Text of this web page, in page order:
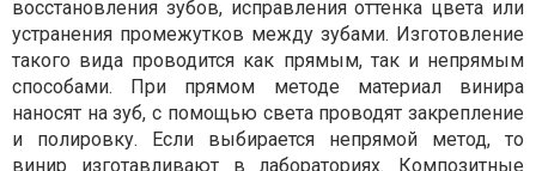
восстановления зубов, исправления оттенка цвета или
устранения промежутков между зубами. Изготовление
такого вида проводится как прямым, так и непрямым
способами. При прямом методе материал винира
наносят на зуб, с помощью света проводят закрепление
и полировку. Если выбирается непрямой метод, то
винир изготавливают в лабораториях. Композитные